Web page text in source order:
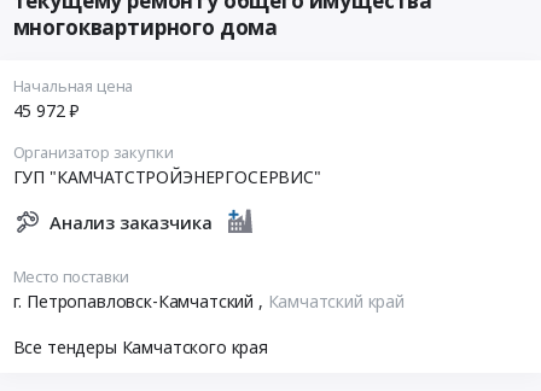
многоквартирного дома
Начальная цена
45 972 ₽
Организатор закупки
ГУП "КАМЧАТСТРОЙЭНЕРГОСЕРВИС"
Анализ заказчика
Место поставки
г. Петропавловск-Камчатский , Камчатский край
Все тендеры Камчатского края